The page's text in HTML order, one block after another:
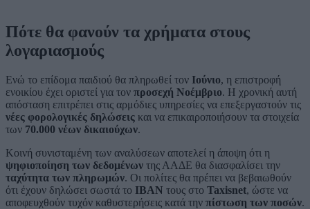
Πότε θα φανούν τα χρήματα στους
λογαριασμούς
Ενώ το επίδομα παιδιού θα πληρωθεί τον Ιούνιο, η επιστροφή
ενοικίου έχει οριστεί για τον προσεχή Νοέμβριο. Η χρονική αυτή
απόσταση επιτρέπει στις αρμόδιες υπηρεσίες να επεξεργαστούν τις
νέες φορολογικές δηλώσεις και να επικαιροποιήσουν τα στοιχεία
των 70.000 νέων δικαιούχων.
Κοινή συνισταμένη των αναλύσεων αποτελεί η άποψη ότι η
ψηφιοποίηση των δεδομένων της ΑΑΔΕ θα διασφαλίσει την
ταχύτητα των πληρωμών. Οι πολίτες θα πρέπει να βεβαιωθούν
ότι έχουν δηλώσει σωστά το IBAN τους στο Taxisnet, ώστε να
αποφευχθούν τυχόν καθυστερήσεις κατά την πίστωση των ποσών.